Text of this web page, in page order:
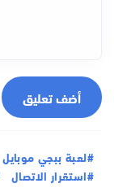
أضف تعليق
#لعبة ببجي موبايل
#استقرار الاتصال